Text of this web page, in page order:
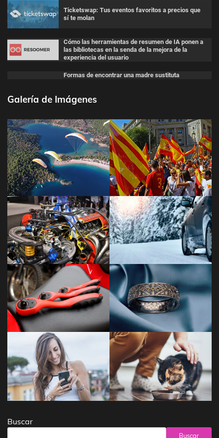
Ticketswap: Tus eventos favoritos a precios que
sí te molan
Cómo las herramientas de resumen de IA ponen a
las bibliotecas en la senda de la mejora de la
experiencia del usuario
Formas de encontrar una madre sustituta
Galería de Imágenes
Buscar
Buscar